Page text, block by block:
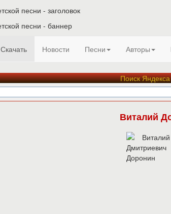
Скачать Новости Песни Авторы
Поиск
Виталий